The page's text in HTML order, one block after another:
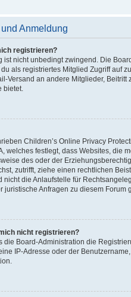
Anmeldung
registrieren?
ist nicht unbedingt zwingend. Die
als registriertes Mitglied Zugriff auf
Versand an andere Mitglieder,
bietet.
Children’s Online Privacy
welches festlegt, dass Websites, die
des oder der
zutrifft, ziehe einen rechtlichen
nicht die Anlaufstelle für
juristische Anfragen zu diesem Forum
nicht registrieren?
die Board-Administration die
IP-Adresse oder der